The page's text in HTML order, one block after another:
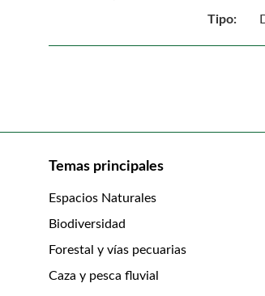
Tipo:
Temas principales
Espacios Naturales
Biodiversidad
Forestal y vías pecuarias
Caza y pesca fluvial